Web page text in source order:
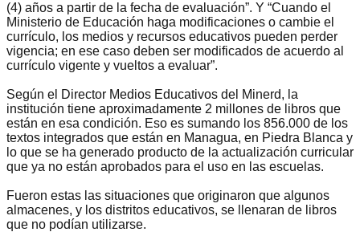
(4) años a partir de la fecha de evaluación”. Y “Cuando el
Ministerio de Educación haga modificaciones o cambie el
currículo, los medios y recursos educativos pueden perder
vigencia; en ese caso deben ser modificados de acuerdo al
currículo vigente y vueltos a evaluar”.
Según el Director Medios Educativos del Minerd, la
institución tiene aproximadamente 2 millones de libros que
están en esa condición. Eso es sumando los 856.000 de los
textos integrados que están en Managua, en Piedra Blanca y
lo que se ha generado producto de la actualización curricular
que ya no están aprobados para el uso en las escuelas.
Fueron estas las situaciones que originaron que algunos
almacenes, y los distritos educativos, se llenaran de libros
que no podían utilizarse.